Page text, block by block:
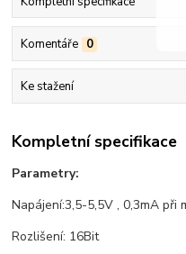
Komentáře 0
Ke stažení
Kompletní specifikace
Parametry:
Napájení:3,5-5,5V , 0,3mA při
Rozlišení: 16Bit